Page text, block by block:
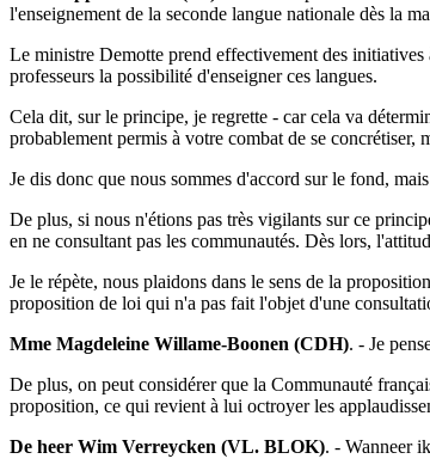
l'enseignement de la seconde langue nationale dès la
Le ministre Demotte prend effectivement des
professeurs la possibilité d'enseigner ces langues.
Cela dit, sur le principe, je regrette - car cela va
probablement permis à votre combat de se concrétiser,
Je dis donc que nous sommes d'accord sur le fond,
De plus, si nous n'étions pas très vigilants sur ce
en ne consultant pas les communautés. Dès lors,
Je le répète, nous plaidons dans le sens de la
proposition de loi qui n'a pas fait l'objet d'une
Mme Magdeleine Willame-Boonen (CDH). - Je
De plus, on peut considérer que la Communauté
proposition, ce qui revient à lui octroyer les
De heer Wim Verreycken (VL. BLOK). - Wanneer